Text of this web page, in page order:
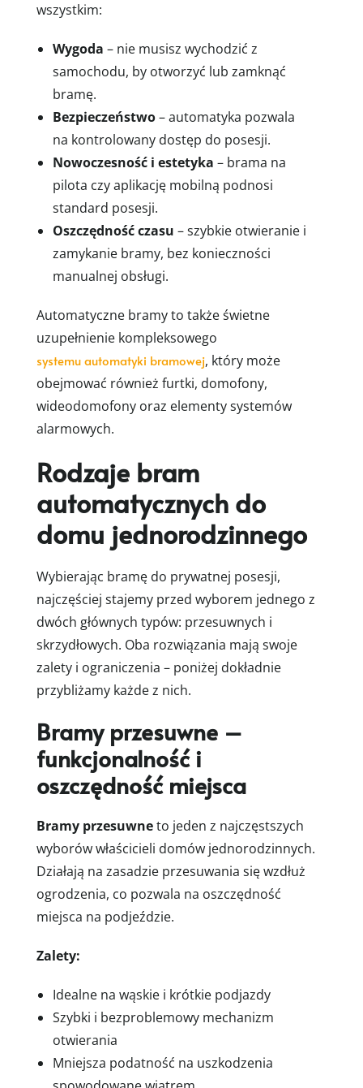
wszystkim:
Wygoda – nie musisz wychodzić z
samochodu, by otworzyć lub zamknąć
bramę.
Bezpieczeństwo– automatyka pozwala
na kontrolowany dostęp do posesji.
Nowoczesność i estetyka – brama na
pilota czy aplikację mobilną podnosi
standard posesji.
Oszczędność czasu – szybkie otwieranie i
zamykanie bramy, bez konieczności
manualnej obsługi.
Automatyczne bramy to także świetne
uzupełnienie kompleksowego
systemu automatyki bramowej, który może
obejmować również furtki, domofony,
wideodomofony oraz elementy systemów
alarmowych.
Rodzaje bram
automatycznych do
domu jednorodzinnego
Wybierając bramę do prywatnej posesji,
najczęściej stajemy przed wyborem jednego z
dwóch głównych typów: przesuwnych i
skrzydłowych. Oba rozwiązania mają swoje
zalety i ograniczenia – poniżej dokładnie
przybliżamy każde z nich.
Bramy przesuwne –
funkcjonalność i
oszczędność miejsca
Bramy przesuwneto jeden z najczęstszych
wyborów właścicieli domów jednorodzinnych.
Działają na zasadzie przesuwania się wzdłuż
ogrodzenia, co pozwala na oszczędność
miejsca na podjeździe.
Zalety:
Idealne na wąskie i krótkie podjazdy
Szybki i bezproblemowy mechanizm
otwierania
Mniejsza podatność na uszkodzenia